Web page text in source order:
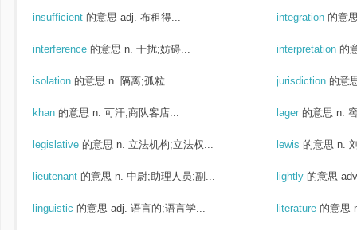
insufficient 的意思 adj. 布租得... integration 的意
interference 的意思 n. 干扰;妨碍... interpretation 的
isolation 的意思 n. 隔离;孤粒... jurisdiction 的意
khan 的意思 n. 可汗;商队客店... lager 的意思 n.
legislative 的意思 n. 立法机构;立法权... lewis 的意思 n.
lieutenant 的意思 n. 中尉;助理人员;副... lightly 的意思
linguistic 的意思 adj. 语言的;语言学... literature 的意思